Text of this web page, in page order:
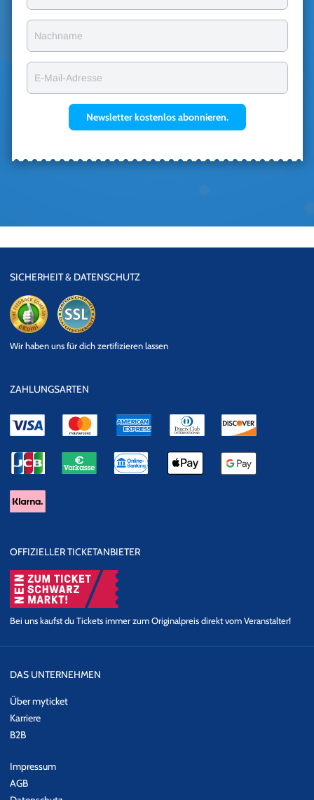
Nachname
E-Mail-Adresse
Newsletter kostenlos abonnieren.
SICHERHEIT & DATENSCHUTZ
Datensicherheit
Wir haben uns für dich zertifizieren lassen
ZAHLUNGSARTEN
OFFIZIELLER TICKETANBIETER
Bei uns kaufst du Tickets immer zum Originalpreis direkt vom Veranstalter!
DAS UNTERNEHMEN
Über myticket
Karriere
B2B
Impressum
AGB